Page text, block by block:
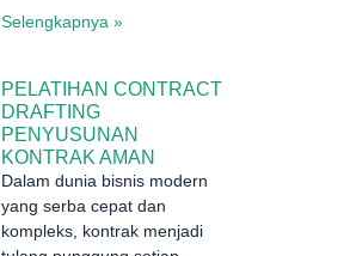
Selengkapnya »
PELATIHAN CONTRACT
DRAFTING
PENYUSUNAN
KONTRAK AMAN
Dalam dunia bisnis modern
yang serba cepat dan
kompleks, kontrak menjadi